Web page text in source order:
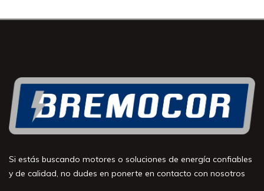
Si estás buscando motores o soluciones de energía confiables
y de calidad, no dudes en ponerte en contacto con nosotros